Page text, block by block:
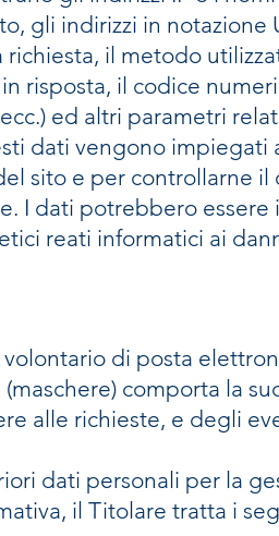
gli indirizzi in notazione
richiesta, il metodo
risposta, il codice
ed altri parametri
dati vengono impiegati
sito e per controllarne
I dati potrebbero
reati informatici ai
di posta
comporta la
alle richieste, e degli
dati personali per la
il Titolare tratta i